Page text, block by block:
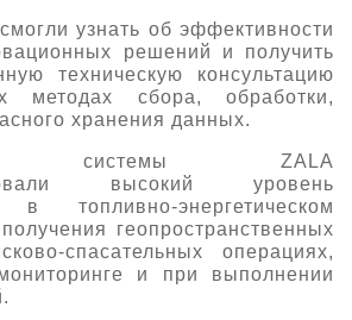
узнать об эффективности
решений и получить
техническую консультацию
методах сбора, обработки,
хранения данных.
системы ZALA
высокий уровень
в топливно-энергетическом
геопространственных
спасательных операциях,
и при выполнении